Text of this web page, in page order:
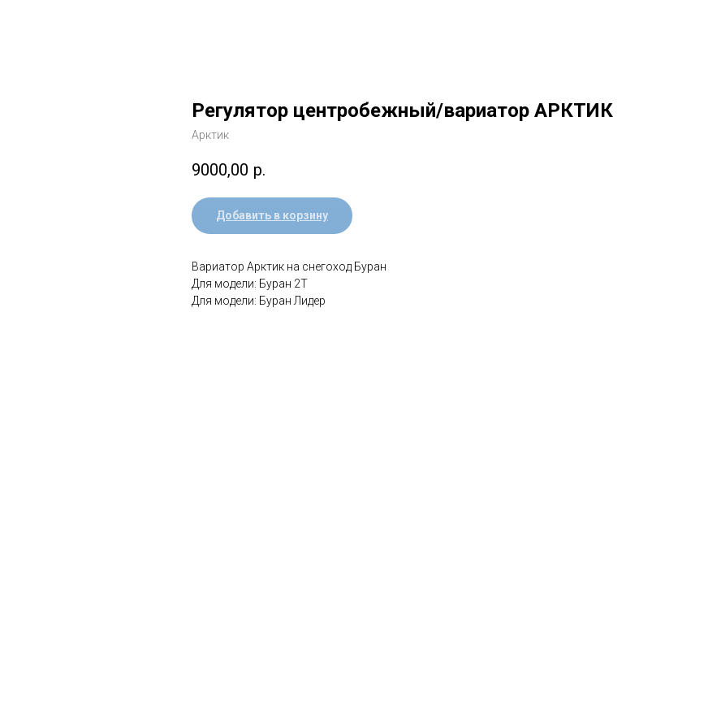
Регулятор центробежный/вариатор АРКТИК
Арктик
9000,00 р.
Добавить в корзину
Вариатор Арктик на снегоход Буран
Для модели: Буран 2Т
Для модели: Буран Лидер